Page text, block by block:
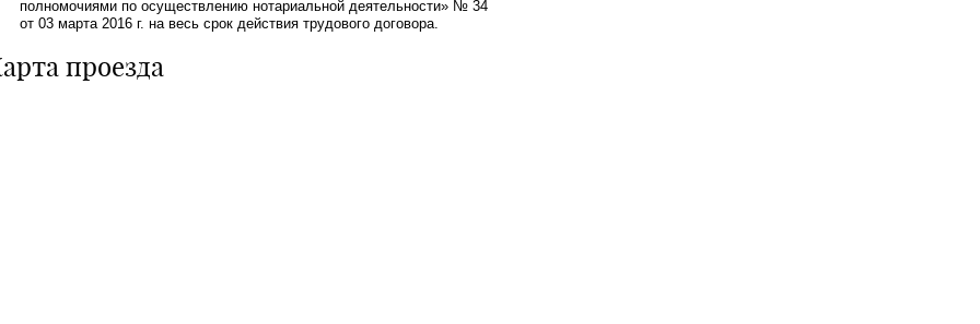
полномочиями по осуществлению нотариальной деятельности» № 34
от 03 марта 2016 г. на весь срок действия трудового договора.
проезда